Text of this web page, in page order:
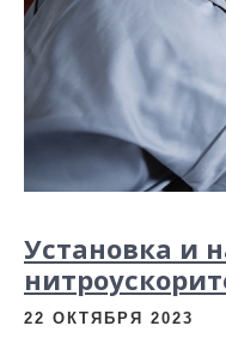
Установка и
22 ОКТЯБРЯ 2023